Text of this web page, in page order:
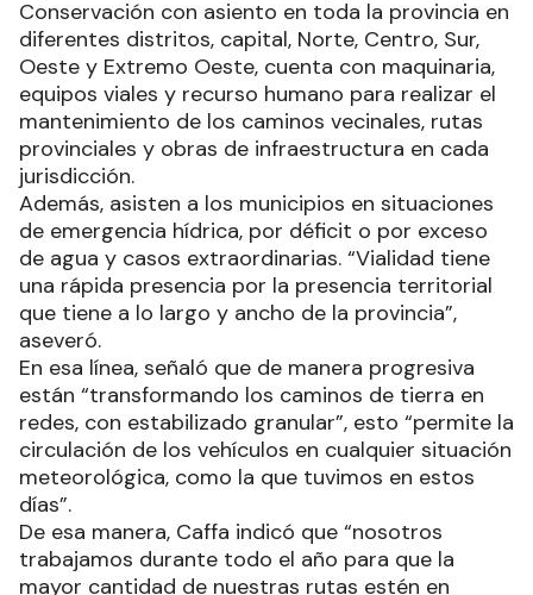
Conservación con asiento en toda la provincia en
diferentes distritos, capital, Norte, Centro, Sur,
Oeste y Extremo Oeste, cuenta con maquinaria,
equipos viales y recurso humano para realizar el
mantenimiento de los caminos vecinales, rutas
provinciales y obras de infraestructura en cada
jurisdicción.
Además, asisten a los municipios en situaciones
de emergencia hídrica, por déficit o por exceso
de agua y casos extraordinarias. “Vialidad tiene
una rápida presencia por la presencia territorial
que tiene a lo largo y ancho de la provincia”,
aseveró.
En esa línea, señaló que de manera progresiva
están “transformando los caminos de tierra en
redes, con estabilizado granular”, esto “permite la
circulación de los vehículos en cualquier situación
meteorológica, como la que tuvimos en estos
días”.
De esa manera, Caffa indicó que “nosotros
trabajamos durante todo el año para que la
mayor cantidad de nuestras rutas estén en